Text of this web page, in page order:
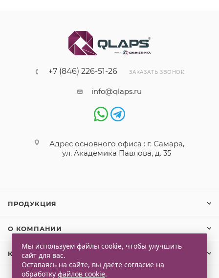
+7 (846) 226-51-26 ЗАКАЗАТЬ ЗВОНОК
info@qlaps.ru
Адрес основного офиса : г. Самара,
ул. Академика Павлова, д. 35
ПРОДУКЦИЯ
О КОМПАНИИ
КЛИЕНТАМ
Мы используем файлы cookie, чтобы улучшить
сайт для вас.
Оставаясь на сайте, вы даёте согласие на
обработку файлов cookie.